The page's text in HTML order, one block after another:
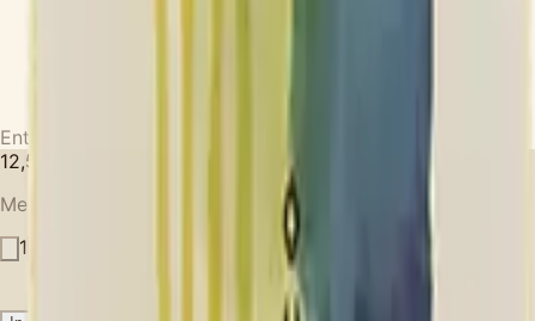
Enthält Sulfite
12,50
Menge
1